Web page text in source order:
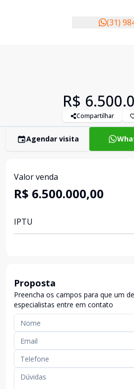
(31)
R$
Compartilhar
Agendar visita
Valor venda
R$ 6.500.000,00
IPTU
Proposta
Preencha os campos para que um
especialistas entre em contato